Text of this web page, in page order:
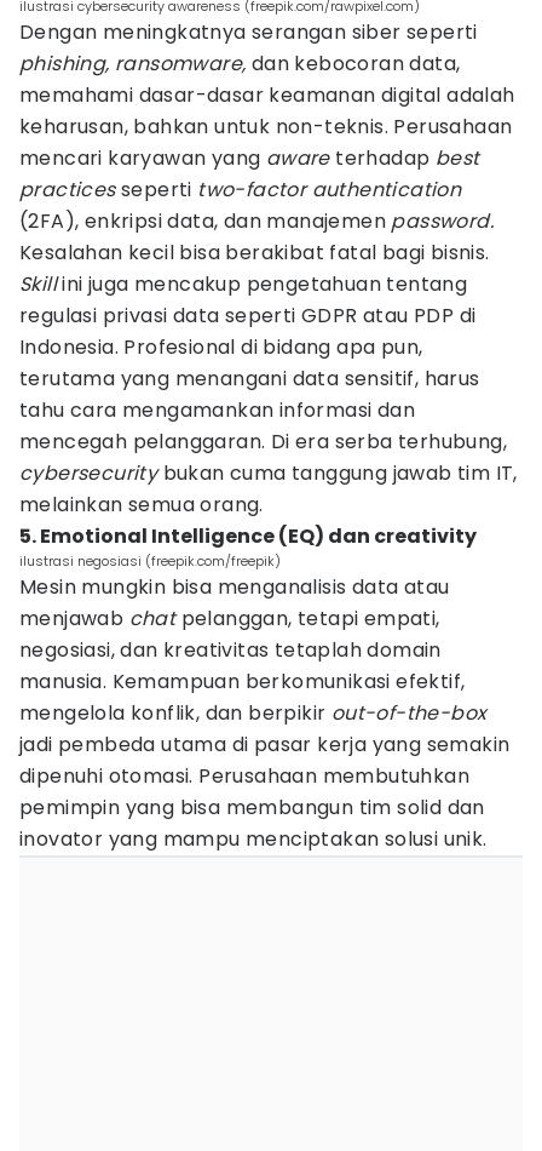
ilustrasi cybersecurity awareness (freepik.com/rawpixel.com)
Dengan meningkatnya serangan siber seperti
phishing, ransomware, dan kebocoran data,
memahami dasar-dasar keamanan digital adalah
keharusan, bahkan untuk non-teknis. Perusahaan
mencari karyawan yang awareterhadap best
practicesseperti two-factor authentication
(2FA), enkripsi data, dan manajemen password.
Kesalahan kecil bisa berakibat fatal bagi bisnis.
Skillini juga mencakup pengetahuan tentang
regulasi privasi data seperti GDPR atau PDP di
Indonesia. Profesional di bidang apa pun,
terutama yang menangani data sensitif, harus
tahu cara mengamankan informasi dan
mencegah pelanggaran. Di era serba terhubung,
cybersecuritybukan cuma tanggung jawab tim IT,
melainkan semua orang.
5. Emotional Intelligence (EQ) dan creativity
ilustrasi negosiasi (freepik.com/freepik)
Mesin mungkin bisa menganalisis data atau
menjawab chatpelanggan, tetapi empati,
negosiasi, dan kreativitas tetaplah domain
manusia. Kemampuan berkomunikasi efektif,
mengelola konflik, dan berpikir out-of-the-box
jadi pembeda utama di pasar kerja yang semakin
dipenuhi otomasi. Perusahaan membutuhkan
pemimpin yang bisa membangun tim solid dan
inovator yang mampu menciptakan solusi unik.